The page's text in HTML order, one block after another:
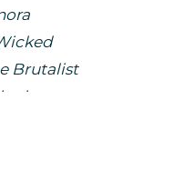
Brutalist